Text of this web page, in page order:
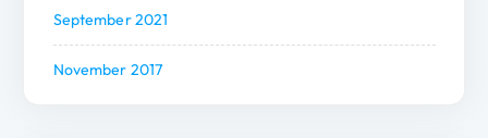
September 2021
November 2017